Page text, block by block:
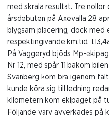
med skrala resultat. Tre nollor
årsdebuten på Axevalla 28
blygsam placering, dock med
respektingivande km.tid.
På Vaggeryd bjöds Mp-
Nr 12, med spår 11 bakom
Svanberg kom bra igenom
kunde köra sig till ledning
kilometern kom ekipaget på
Följande varv avverkades på